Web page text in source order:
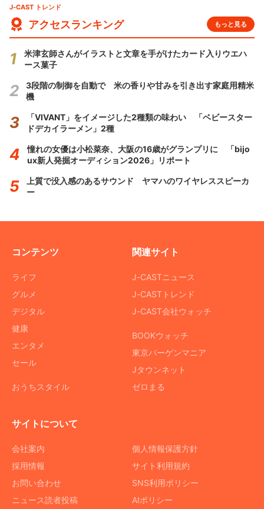
J-CAST トレンド
アクセスランキング もっと見る
米津玄師さんがイラストと文章を手がけたカード入りウエハ
ース菓子
3段階の制御を自動で 米の香りや甘みを引き出す家庭用精米
機
「VIVANT」をイメージした2種類の味わい 「ベビースター
ドデカイラーメン」2種
憧れの女優は小松菜奈、大阪の16歳がグランプリに 「bijo
ux新人発掘オーディション2026」リポート
上質で没入感のあるサウンド ヤマハのワイヤレススピーカ
ー
コンテンツ
ライフ
グルメ
デジタル
健康
エンタメ
セール
おうちスタイル
関連サイト
J-CASTニュース
J-CASTトレンド
J-CAST会社ウォッチ
BOOKウォッチ
東京バーゲンマニア
Jタウンネット
ゼロまる
サイトについて
会社案内
採用情報
お問い合わせ
ニュース読者投稿
個人情報保護方針
サイト利用規約
SNS利用ポリシー
AIポリシー